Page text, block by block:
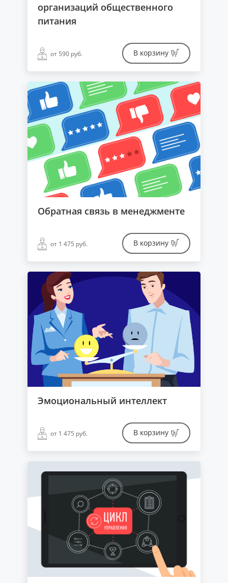
организаций общественного
питания
от 590 руб. В корзину
Обратная связь в менеджменте
от 1 475 руб. В корзину
Эмоциональный интеллект
от 1 475 руб. В корзину